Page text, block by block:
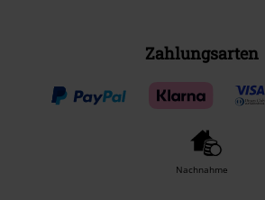
Zahlungsarten
Nachnahme